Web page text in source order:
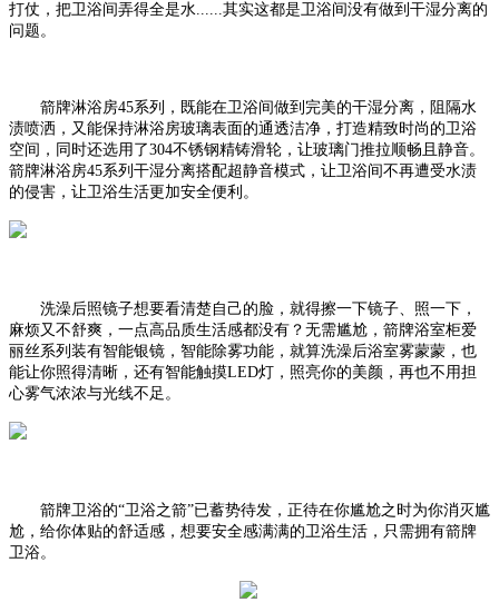
打仗，把卫浴间弄得全是水......其实这都是卫浴间没有做到干湿分离的
问题。
箭牌淋浴房45系列，既能在卫浴间做到完美的干湿分离，阻隔水
渍喷洒，又能保持淋浴房玻璃表面的通透洁净，打造精致时尚的卫浴
空间，同时还选用了304不锈钢精铸滑轮，让玻璃门推拉顺畅且静音。
箭牌淋浴房45系列干湿分离搭配超静音模式，让卫浴间不再遭受水渍
的侵害，让卫浴生活更加安全便利。
洗澡后照镜子想要看清楚自己的脸，就得擦一下镜子、照一下，
麻烦又不舒爽，一点高品质生活感都没有？无需尴尬，箭牌浴室柜爱
丽丝系列装有智能银镜，智能除雾功能，就算洗澡后浴室雾蒙蒙，也
能让你照得清晰，还有智能触摸LED灯，照亮你的美颜，再也不用担
心雾气浓浓与光线不足。
箭牌卫浴的“卫浴之箭”已蓄势待发，正待在你尴尬之时为你消灭尴
尬，给你体贴的舒适感，想要安全感满满的卫浴生活，只需拥有箭牌
卫浴。